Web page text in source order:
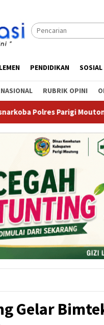
PENDIDIKAN
RUBRIK OPINI
Tangani 30 Kasus
Gelar